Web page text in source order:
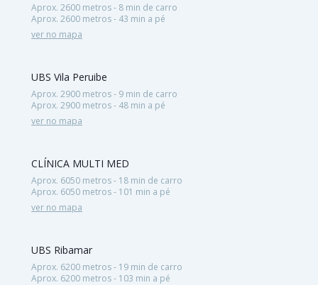
Aprox. 2600 metros - 8 min de carro
Aprox. 2600 metros - 43 min a pé
ver no mapa
UBS Vila Peruibe
Aprox. 2900 metros - 9 min de carro
Aprox. 2900 metros - 48 min a pé
ver no mapa
CLÍNICA MULTI MED
Aprox. 6050 metros - 18 min de carro
Aprox. 6050 metros - 101 min a pé
ver no mapa
UBS Ribamar
Aprox. 6200 metros - 19 min de carro
Aprox. 6200 metros - 103 min a pé